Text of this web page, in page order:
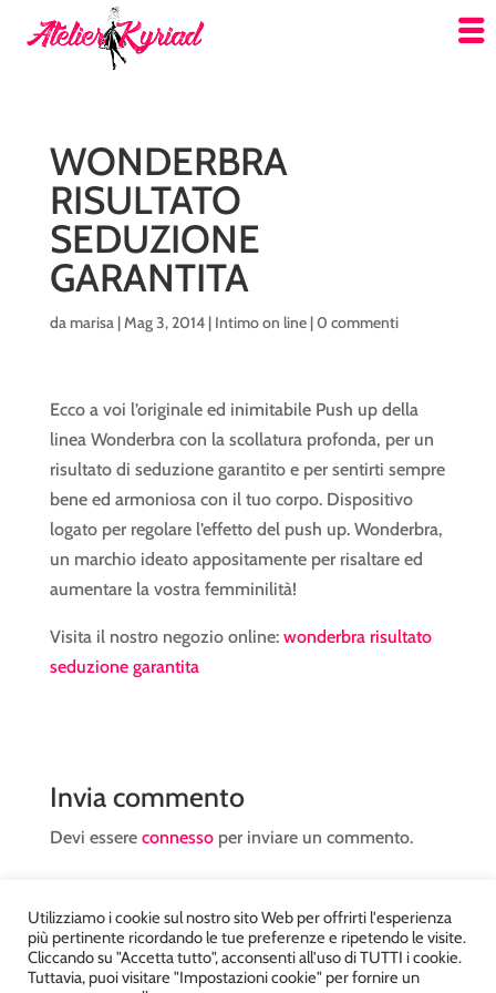
WONDERBRA
RISULTATO
SEDUZIONE
GARANTITA
damarisa|Mag 3, 2014| Intimo on line|0 commenti
Ecco a voi l’originale ed inimitabile Push up della
linea Wonderbra con la scollatura profonda, per un
risultato di seduzione garantito e per sentirti sempre
bene ed armoniosa con il tuo corpo. Dispositivo
logato per regolare l’effetto del push up. Wonderbra,
un marchio ideato appositamente per risaltare ed
aumentare la vostra femminilità!
Visita il nostro negozio online: wonderbra risultato
seduzione garantita
Invia commento
Devi essere connessoper inviare un commento.
Utilizziamo i cookie sul nostro sito Web per offrirti l'esperienza
più pertinente ricordando le tue preferenze e ripetendo le visite.
Cliccando su "Accetta tutto", acconsenti all'uso di TUTTI i cookie.
Tuttavia, puoi visitare "Impostazioni cookie" per fornire un